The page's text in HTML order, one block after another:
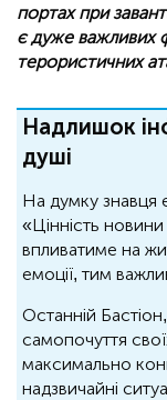
портах при
є дуже важливих
терористичних
Надлишок
душі
На думку знавця
«Цінність
впливатиме на
емоції, тим
Останній
самопочуття
максимально
надзвичайні